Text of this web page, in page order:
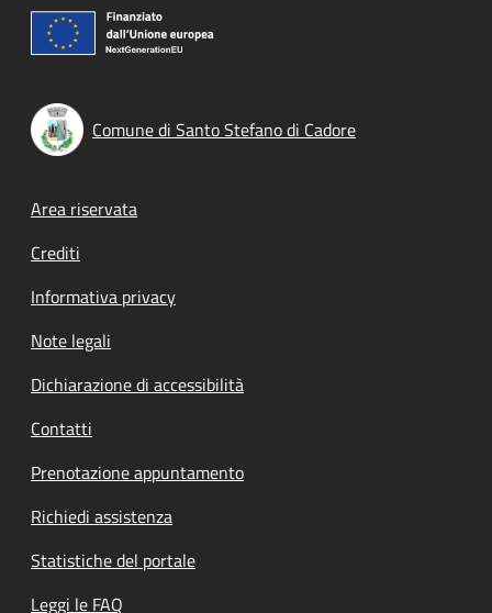
Comune di Santo Stefano di Cadore
Footer menu
Area riservata
Crediti
Informativa privacy
Note legali
Dichiarazione di accessibilità
Contatti
Prenotazione appuntamento
Richiedi assistenza
Statistiche del portale
Leggi le FAQ